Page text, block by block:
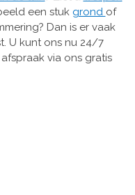
een stuk grond of
Dan is er vaak
U kunt ons nu 24/7
via ons gratis